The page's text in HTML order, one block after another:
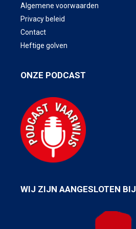
Algemene voorwaarden
Privacy beleid
Contact
Heftige golven
ONZE PODCAST
WIJ ZIJN AANGESLOTEN BIJ